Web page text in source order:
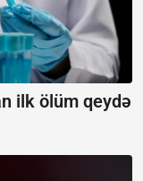
ilk ölüm qeydə